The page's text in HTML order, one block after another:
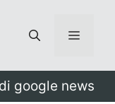
Menu
google news